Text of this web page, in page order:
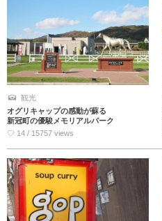
観光
オグリキャップの感動が蘇る
新冠町の優駿メモリアルパーク
♡ 14 / 15757 views